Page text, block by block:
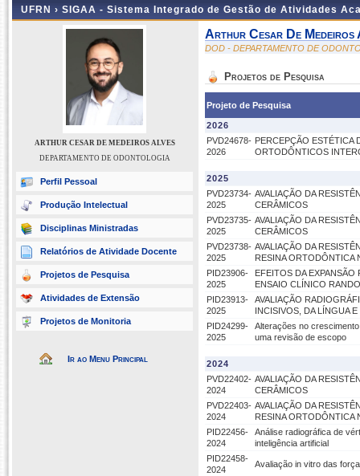
UFRN › SIGAA - Sistema Integrado de Gestão de Atividades
ARTHUR CESAR DE MEDEIROS ALVES
DEPARTAMENTO DE ODONTOLOGIA
Perfil Pessoal
Produção Intelectual
Disciplinas Ministradas
Relatórios de Atividade Docente
Projetos de Pesquisa
Atividades de Extensão
Projetos de Monitoria
Ir ao Menu Principal
Arthur Cesar De Medeiros
DOD - DEPARTAMENTO DE
Projetos de Pesquisa
Projeto de Pesquisa
2026
PVD24678-
2026
PERCEPÇÃO ESTÉTICA
ORTODÔNTICOS
2025
PVD23734-
2025
AVALIAÇÃO DA
CERÂMICOS
PVD23735-
2025
AVALIAÇÃO DA
CERÂMICOS
PVD23738-
2025
AVALIAÇÃO DA
RESINA ORTODÔNTICA
PID23906-
2025
EFEITOS DA EXPANSÃO
ENSAIO CLÍNICO
PID23913-
2025
AVALIAÇÃO
INCISIVOS, DA LÍNGUA
PID24299-
2025
Alterações no
uma revisão de escopo
2024
PVD22402-
2024
AVALIAÇÃO DA
CERÂMICOS
PVD22403-
2024
AVALIAÇÃO DA
RESINA ORTODÔNTICA
PID22456-
2024
Análise radiográfica de
inteligência artificial
PID22458-
2024
Avaliação in vitro das